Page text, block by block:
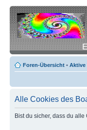
Foren-Übersicht • Aktive
Alle Cookies des
Bist du sicher, dass du